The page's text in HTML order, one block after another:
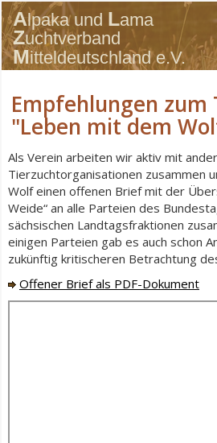
Empfehlungen zum
"Leben mit dem
Als Verein arbeiten wir aktiv mit
Tierzuchtorganisationen zusammen
Wolf einen offenen Brief mit der
Weide“ an alle Parteien des
sächsischen Landtagsfraktionen
einigen Parteien gab es auch schon
zukünftig kritischeren Betrachtung
Offener Brief als PDF-Dokument